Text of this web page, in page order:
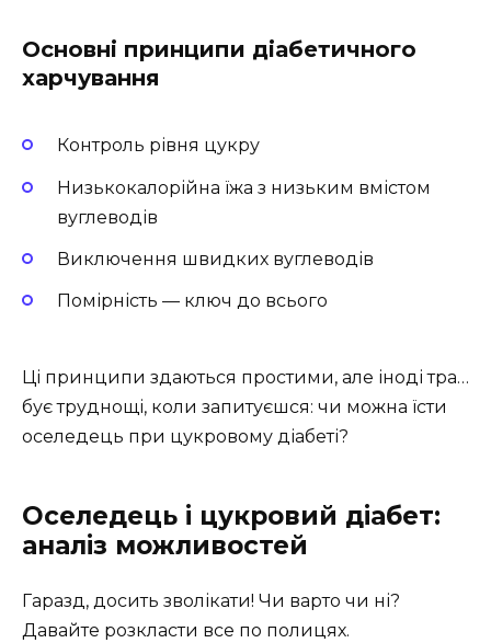
Основні принципи діабетичного
харчування
Контроль рівня цукру
Низькокалорійна їжа з низьким вмістом
вуглеводів
Виключення швидких вуглеводів
Помірність — ключ до всього
Ці принципи здаються простими, але іноді тра…
бує труднощі, коли запитуєшся: чи можна їсти
оселедець при цукровому діабеті?
Оселедець і цукровий діабет:
аналіз можливостей
Гаразд, досить зволікати! Чи варто чи ні?
Давайте розкласти все по полицях.